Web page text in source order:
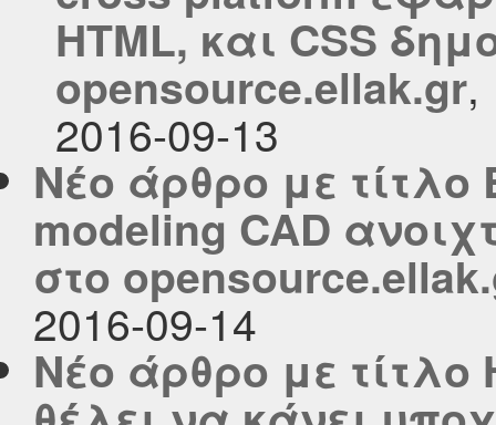
HTML, και CSS
opensource.ellak.gr,
2016-09-13
Νέο άρθρο με τίτλο
modeling CAD
στο
2016-09-14
Νέο άρθρο με